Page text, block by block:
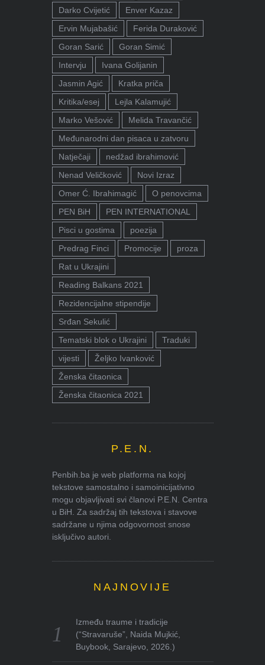
Darko Cvijetić
Enver Kazaz
Ervin Mujabašić
Ferida Duraković
Goran Sarić
Goran Simić
Intervju
Ivana Golijanin
Jasmin Agić
Kratka priča
Kritika/esej
Lejla Kalamujić
Marko Vešović
Melida Travančić
Međunarodni dan pisaca u zatvoru
Natječaji
nedžad ibrahimović
Nenad Veličković
Novi Izraz
Omer Ć. Ibrahimagić
O penovcima
PEN BiH
PEN INTERNATIONAL
Pisci u gostima
poezija
Predrag Finci
Promocije
proza
Rat u Ukrajini
Reading Balkans 2021
Rezidencijalne stipendije
Srđan Sekulić
Tematski blok o Ukrajini
Traduki
vijesti
Željko Ivanković
Ženska čitaonica
Ženska čitaonica 2021
P.E.N.
Penbih.ba je web platforma na kojoj
tekstove samostalno i samoinicijativno
mogu objavljivati svi članovi P.E.N. Centra
u BiH. Za sadržaj tih tekstova i stavove
sadržane u njima odgovornost snose
isključivo autori.
NAJNOVIJE
Između traume i tradicije
(“Stravaruše”, Naida Mujkić,
Buybook, Sarajevo, 2026.)